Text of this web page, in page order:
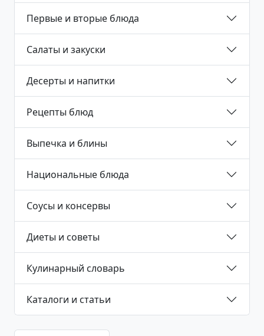
Первые и вторые блюда
Салаты и закуски
Десерты и напитки
Рецепты блюд
Выпечка и блины
Национальные блюда
Соусы и консервы
Диеты и советы
Кулинарный словарь
Каталоги и статьи